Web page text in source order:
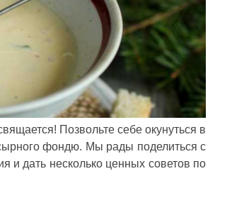
Позвольте себе окунуться в
фондю. Мы рады поделиться с
и дать несколько ценных советов по